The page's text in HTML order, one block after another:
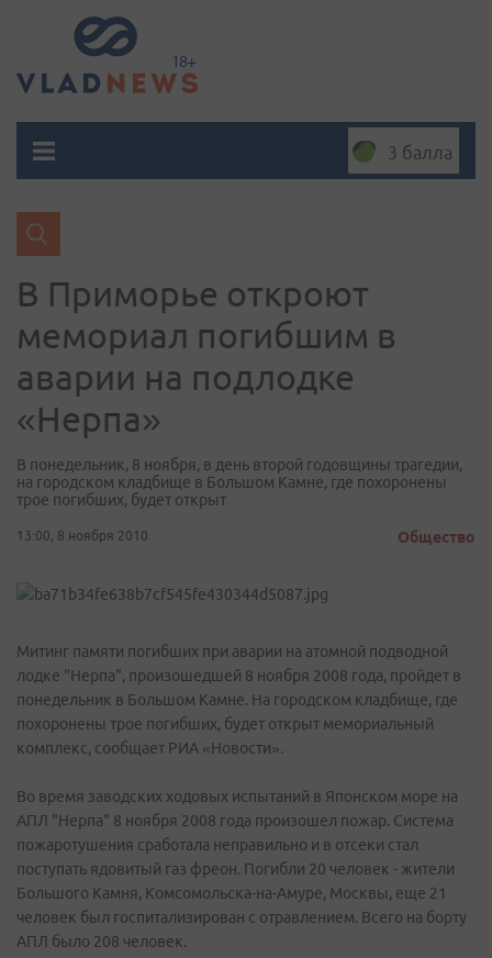
3 балла
В Приморье откроют
мемориал погибшим в
аварии на подлодке
«Нерпа»
В понедельник, 8 ноября, в день второй годовщины трагедии,
на городском кладбище в Большом Камне, где похоронены
трое погибших, будет открыт
13:00, 8 ноября 2010 Общество
Митинг памяти погибших при аварии на атомной подводной
лодке "Нерпа", произошедшей 8 ноября 2008 года, пройдет в
понедельник в Большом Камне. На городском кладбище, где
похоронены трое погибших, будет открыт мемориальный
комплекс, сообщает РИА «Новости».
Во время заводских ходовых испытаний в Японском море на
АПЛ "Нерпа" 8 ноября 2008 года произошел пожар. Система
пожаротушения сработала неправильно и в отсеки стал
поступать ядовитый газ фреон. Погибли 20 человек - жители
Большого Камня, Комсомольска-на-Амуре, Москвы, еще 21
человек был госпитализирован с отравлением. Всего на борту
АПЛ было 208 человек.